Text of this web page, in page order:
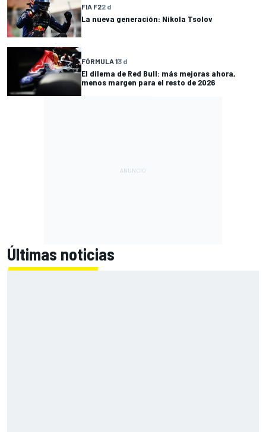
FIA F22 d
La nueva generación: Nikola Tsolov
FÓRMULA 13 d
El dilema de Red Bull: más mejoras ahora,
menos margen para el resto de 2026
Últimas noticias